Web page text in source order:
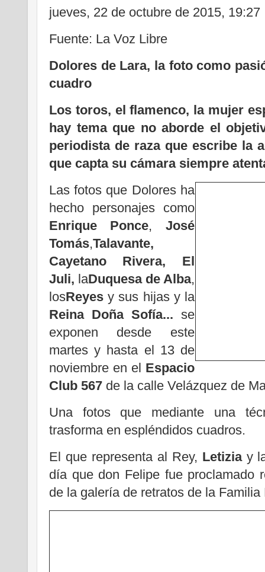
jueves, 22 de octubre de 2015, 19:27
Fuente: La Voz Libre
Dolores de Lara, la foto como
cuadro
Los toros, el flamenco, la mujer
hay tema que no aborde el
periodista de raza que escribe la
que capta su cámara siempre
Las fotos que Dolores ha
hecho personajes como
Enrique Ponce, José
Tomás,Talavante,
Cayetano Rivera, El
Juli, laDuquesa de Alba,
losReyesy sus hijas y la
Reina Doña Sofía... se
exponen desde este
martes y hasta el 13 de
noviembre en el Espacio
Club 567 de la calle Velázquez de
Una fotos que mediante una
trasforma en espléndidos cuadros.
El que representa al Rey, Letizia y
día que don Felipe fue proclamado
de la galería de retratos de la Familia